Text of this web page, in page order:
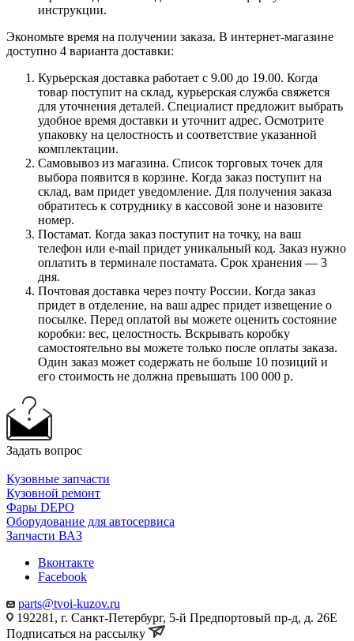
инструкции.
Экономьте время на получении заказа. В интернет-магазине
доступно 4 варианта доставки:
Курьерская доставка работает с 9.00 до 19.00. Когда
товар поступит на склад, курьерская служба свяжется
для уточнения деталей. Специалист предложит выбрать
удобное время доставки и уточнит адрес. Осмотрите
упаковку на целостность и соответствие указанной
комплектации.
Самовывоз из магазина. Список торговых точек для
выбора появится в корзине. Когда заказ поступит на
склад, вам придет уведомление. Для получения заказа
обратитесь к сотруднику в кассовой зоне и назовите
номер.
Постамат. Когда заказ поступит на точку, на ваш
телефон или e-mail придет уникальный код. Заказ нужно
оплатить в терминале постамата. Срок хранения — 3
дня.
Почтовая доставка через почту России. Когда заказ
придет в отделение, на ваш адрес придет извещение о
посылке. Перед оплатой вы можете оценить состояние
коробки: вес, целостность. Вскрывать коробку
самостоятельно вы можете только после оплаты заказа.
Один заказ может содержать не больше 10 позиций и
его стоимость не должна превышать 100 000 р.
Задать вопрос
Кузовные запчасти
Кузовной ремонт
Фары DEPO
Оборудование для автосервиса
Запчасти ВАЗ
Вконтакте
Facebook
parts@tvoi-kuzov.ru
192281, г. Санкт-Петербург, 5-й Предпортовый пр-д, д. 26Е
Подписаться на рассылку